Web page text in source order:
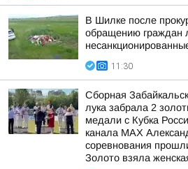
В Шилке после
обращению граждан
11:30
Сборная
лука забрала 2
медали с Кубка
канала МАХ
соревнования
Золото взяла